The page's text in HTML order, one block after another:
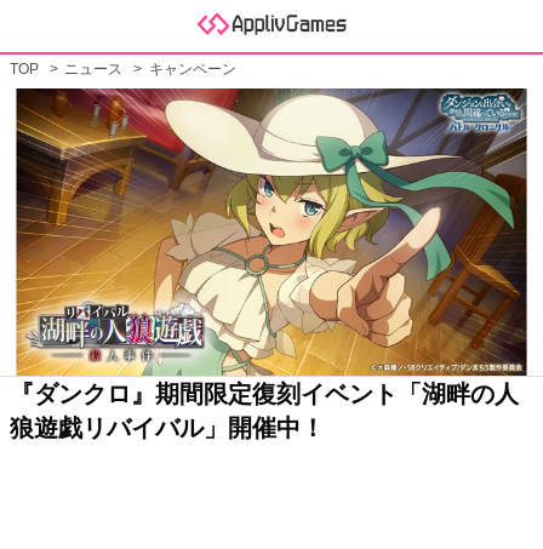
TOP ニュース キャンペーン
『ダンクロ』期間限定復刻イベント「湖畔の人
狼遊戯リバイバル」開催中！